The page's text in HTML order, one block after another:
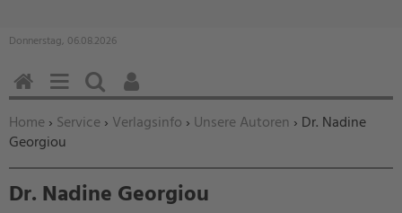
Donnerstag, 06.08.2026
Sie befinden sich hier:
Home › Service › Verlagsinfo › Unsere Autoren › Dr. Nadine
Georgiou
Dr. Nadine Georgiou
HOMEMENÜSUCHEN
BENUTZERFUNKTIONEN